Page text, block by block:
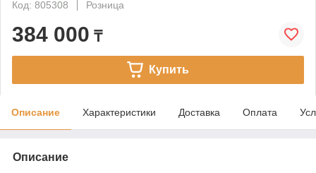
Код: 805308
Розница
384 000 ₸
Купить
Описание Характеристики Доставка Оплата
Описание